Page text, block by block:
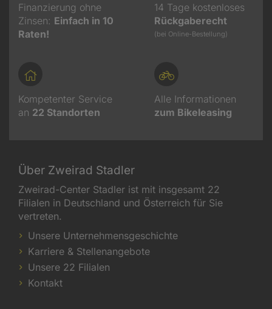
Finanzierung ohne
Zinsen: Einfach in 10
Raten!
14 Tage kostenloses
Rückgaberecht
(bei Online-Bestellung)
Kompetenter Service
an 22 Standorten
Alle Informationen
zum Bikeleasing
Über Zweirad Stadler
Zweirad-Center Stadler ist mit insgesamt 22
Filialen in Deutschland und Österreich für Sie
vertreten.
Unsere Unternehmensgeschichte
Karriere & Stellenangebote
Unsere 22 Filialen
Kontakt